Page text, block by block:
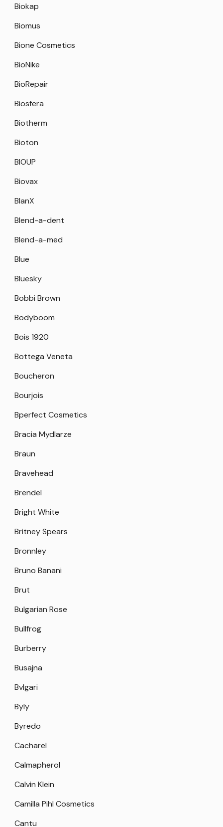
Biokap
Biomus
Bione Cosmetics
BioNike
BioRepair
Biosfera
Biotherm
Bioton
BIOUP
Biovax
BlanX
Blend-a-dent
Blend-a-med
Blue
Bluesky
Bobbi Brown
Bodyboom
Bois 1920
Bottega Veneta
Boucheron
Bourjois
Bperfect Cosmetics
Bracia Mydlarze
Braun
Bravehead
Brendel
Bright White
Britney Spears
Bronnley
Bruno Banani
Brut
Bulgarian Rose
Bullfrog
Burberry
Busajna
Bvlgari
Byly
Byredo
Cacharel
Calmapherol
Calvin Klein
Camilla Pihl Cosmetics
Cantu